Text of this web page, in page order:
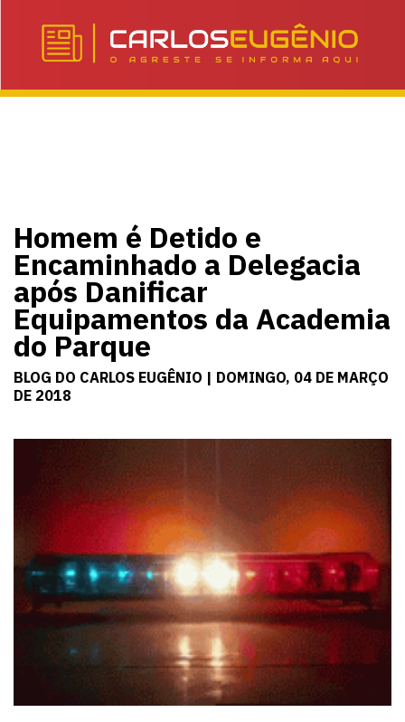
Homem é Detido e
Encaminhado a Delegacia
após Danificar
Equipamentos da Academia
do Parque
BLOG DO CARLOS EUGÊNIO | DOMINGO, 04 DE MARÇO
DE 2018